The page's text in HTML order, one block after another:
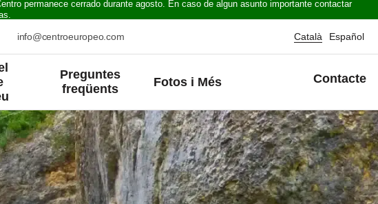
permanece cerrado durante agosto. En caso de algun asunto importante contactar
info@centroeuropeo.com Català Español
Preguntes
freqüents
Fotos i Més Contacte